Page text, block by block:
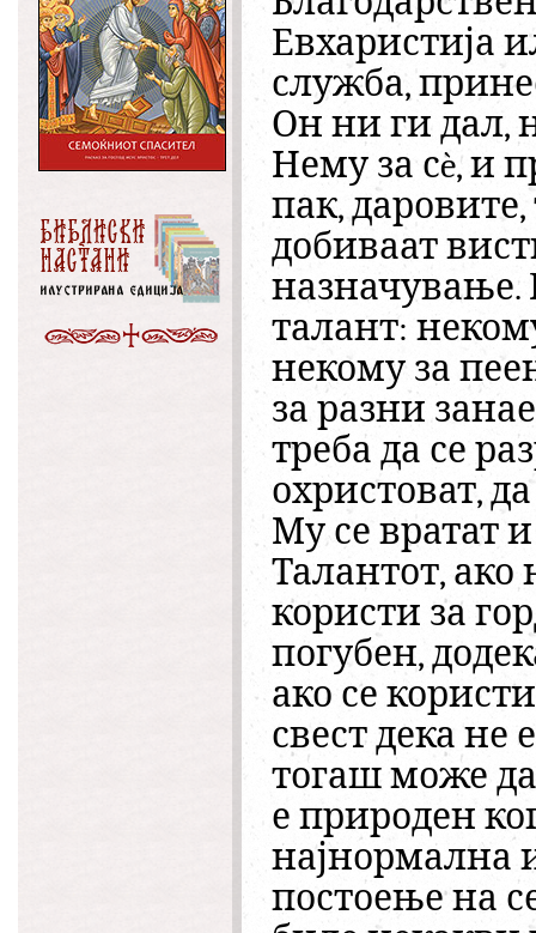
Евхаристија
служба,
Он ни ги дал,
Нему за сè, и
пак,
добиваат
назначување.
талант:
некому за
за разни
треба да се
охристоват,
Му се вратат
Талантот,
користи за
погубен,
ако се
свест дека не
тогаш може да
е природен
најнормална
постоење на